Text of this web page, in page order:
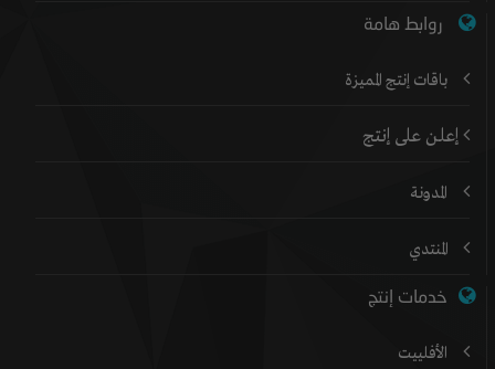
روابط هامة
باقات إنتج المميزة
إعلن على إنتج
المدونة
المنتدي
خدمات إنتج
الأفلييت